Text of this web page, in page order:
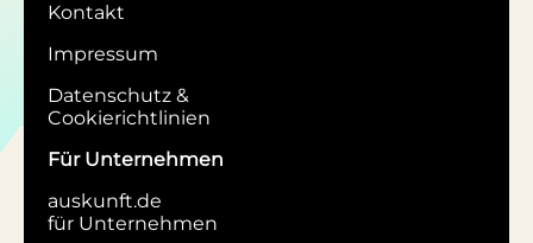
Kontakt
Impressum
Datenschutz &
Cookierichtlinien
Für Unternehmen
auskunft.de
für Unternehmen